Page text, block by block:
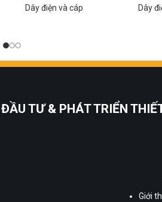
Dây điện và cáp Dây
TƯ & PHÁT TRIỂN
Giới